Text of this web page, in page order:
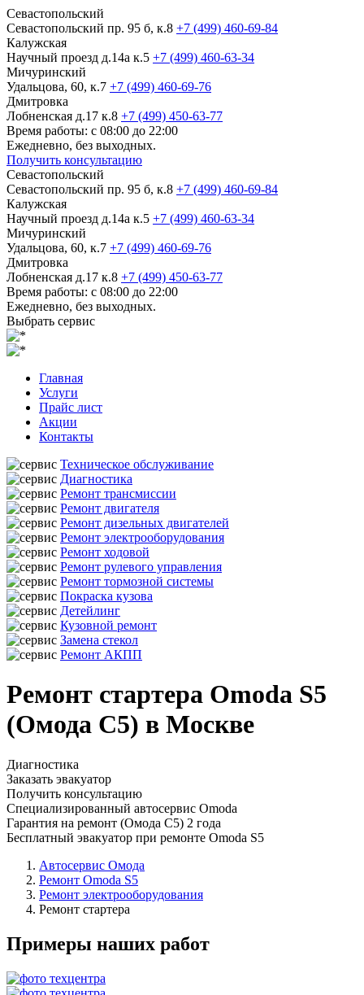
Севастопольский
Севастопольский пр. 95 б, к.8 +7 (499) 460-69-84
Калужская
Научный проезд д.14а к.5 +7 (499) 460-63-34
Мичуринский
Удальцова, 60, к.7 +7 (499) 460-69-76
Дмитровка
Лобненская д.17 к.8 +7 (499) 450-63-77
Время работы: с 08:00 до 22:00
Ежедневно, без выходных.
Получить консультацию
Севастопольский
Севастопольский пр. 95 б, к.8 +7 (499) 460-69-84
Калужская
Научный проезд д.14а к.5 +7 (499) 460-63-34
Мичуринский
Удальцова, 60, к.7 +7 (499) 460-69-76
Дмитровка
Лобненская д.17 к.8 +7 (499) 450-63-77
Время работы: с 08:00 до 22:00
Ежедневно, без выходных.
Выбрать сервис
Главная
Услуги
Прайс лист
Акции
Контакты
Техническое обслуживание
Диагностика
Ремонт трансмиссии
Ремонт двигателя
Ремонт дизельных двигателей
Ремонт электрооборудования
Ремонт ходовой
Ремонт рулевого управления
Ремонт тормозной системы
Покраска кузова
Детейлинг
Кузовной ремонт
Замена стекол
Ремонт АКПП
Ремонт стартера Omoda S5
(Омода С5) в Москве
Диагностика
Заказать эвакуатор
Получить консультацию
Специализированный автосервис Omoda
Гарантия на ремонт (Омода С5) 2 года
Бесплатный эвакуатор при ремонте Omoda S5
Автосервис Омода
Ремонт Omoda S5
Ремонт электрооборудования
Ремонт стартера
Примеры наших работ